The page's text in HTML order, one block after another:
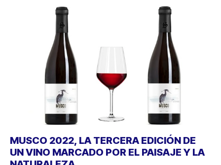
MUSCO 2022, LA TERCERA EDICIÓN DE
UN VINO MARCADO POR EL PAISAJE Y LA